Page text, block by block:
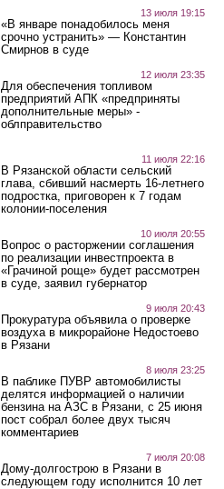
13 июля 19:15
«В январе понадобилось меня
срочно устранить» — Константин
Смирнов в суде
12 июля 23:35
Для обеспечения топливом
предприятий АПК «предприняты
дополнительные меры» -
облправительство
11 июля 22:16
В Рязанской области сельский
глава, сбивший насмерть 16-летнего
подростка, приговорен к 7 годам
колонии-поселения
10 июля 20:55
Вопрос о расторжении соглашения
по реализации инвестпроекта в
«Грачиной роще» будет рассмотрен
в суде, заявил губернатор
9 июля 20:43
Прокуратура объявила о проверке
воздуха в микрорайоне Недостоево
в Рязани
8 июля 23:25
В паблике ПУВР автомобилисты
делятся информацией о наличии
бензина на АЗС в Рязани, с 25 июня
пост собрал более двух тысяч
комментариев
7 июля 20:08
Дому-долгострою в Рязани в
следующем году исполнится 10 лет